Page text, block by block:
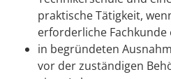
praktische Tätigkeit,
erforderliche
in begründeten
vor der zuständigen